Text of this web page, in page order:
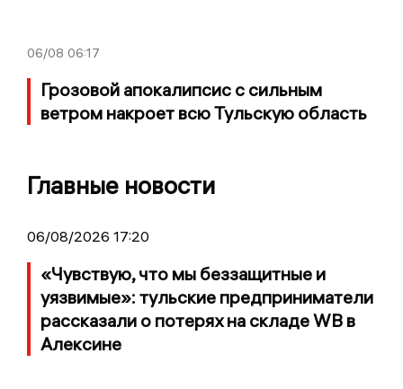
06/08 06:17
Грозовой апокалипсис с сильным
ветром накроет всю Тульскую область
Главные новости
06/08/2026 17:20
«Чувствую, что мы беззащитные и
уязвимые»: тульские предприниматели
рассказали о потерях на складе WB в
Алексине